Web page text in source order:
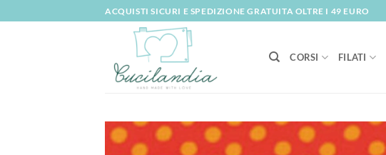
ai
ACQUISTI SICURI E SPEDIZIONE GRATUITA OLTRE I 49 EURO
CORSI FILATI